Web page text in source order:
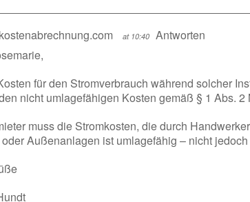
at 10:40 Antworten
für den Stromverbrauch während solcher
nicht umlagefähigen Kosten gemäß § 1 Abs. 2
muss die Stromkosten, die durch
Außenanlagen ist umlagefähig – nicht